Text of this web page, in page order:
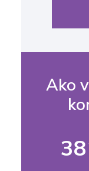
Ako